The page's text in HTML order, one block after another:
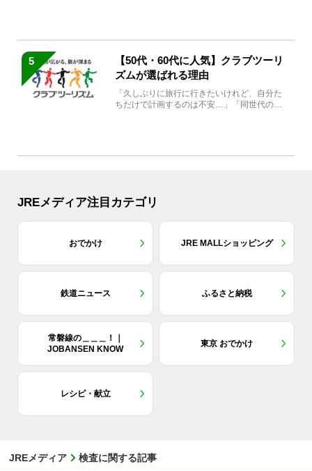
5
【50代・60代に人気】クラブツーリ
ズムが選ばれる理由
「久しぶりに旅行に行きたいけれど、自分た
ちだけで計画するのは不安…」「同世代の方
JREメディア注目カテゴリ
おでかけ JRE MALLショッピング
鉄道ニュース ふるさと納税
常磐線の＿＿＿！｜
JOBANSEN KNOW
東京 おでかけ
レシピ・献立
JREメディア 検査に関する記事